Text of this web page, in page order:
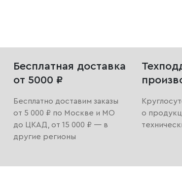
Бесплатная доставка
от 5000 ₽
Бесплатно доставим заказы
от 5 000 ₽ по Москве и МО
до ЦКАД, от 15 000 ₽ — в
другие регионы
о